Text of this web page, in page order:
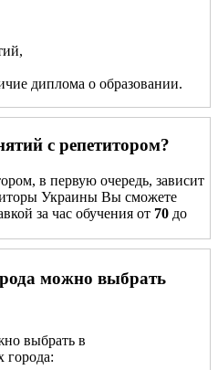
диплома о образовании.
с репетитором?
в первую очередь, зависит
Украины Вы сможете
за час обучения от 70 до
можно выбрать
выбрать в
города: